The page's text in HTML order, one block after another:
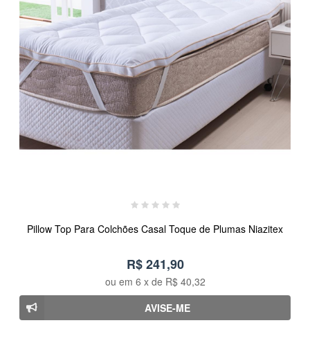
Pillow Top Para Colchões Casal Toque de Plumas Niazitex
R$ 241,90
ou em 6 x de R$ 40,32
AVISE-ME